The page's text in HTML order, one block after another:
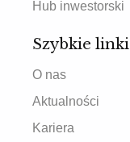
Hub inwestorski
Szybkie linki
O nas
Aktualności
Kariera